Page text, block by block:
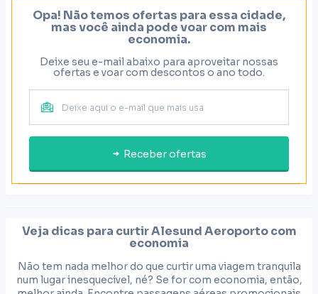
Opa! Não temos ofertas para essa cidade,
mas você ainda pode voar com mais
economia.
Deixe seu e-mail abaixo para aproveitar nossas
ofertas e voar com descontos o ano todo.
Receber ofertas
Veja dicas para curtirAlesund Aeroportocom
economia
Não tem nada melhor do que curtir uma viagem tranquila
num lugar inesquecível, né? Se for com economia, então,